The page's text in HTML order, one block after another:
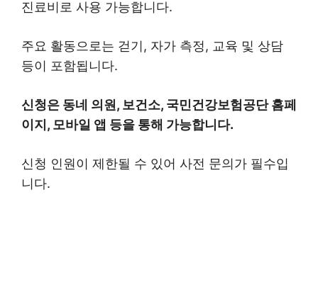
진료비로 사용 가능합니다.
주요 활동으로는 걷기, 자가 측정, 교육 및 상담
등이 포함됩니다.
신청은 동네 의원, 보건소, 국민건강보험공단 홈페
이지, 모바일 앱 등을 통해 가능합니다.
신청 인원이 제한될 수 있어 사전 문의가 필수입
니다.